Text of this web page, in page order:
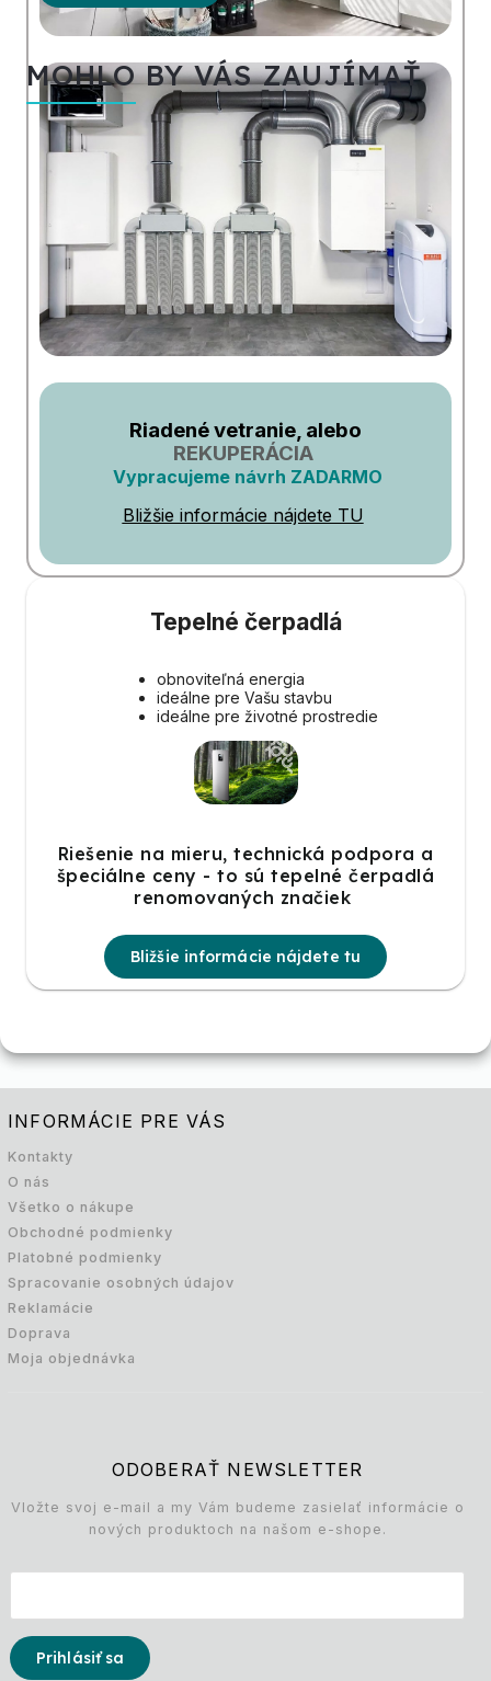
MOHLO BY VÁS ZAUJÍMAŤ
Riadené vetranie, alebo
REKUPERÁCIA
Vypracujeme návrh ZADARMO
Bližšie informácie nájdete TU
Tepelné čerpadlá
obnoviteľná energia
ideálne pre Vašu stavbu
ideálne pre životné prostredie
Riešenie na mieru, technická podpora a
špeciálne ceny - to sú tepelné čerpadlá
renomovaných značiek
Bližšie informácie nájdete tu
INFORMÁCIE PRE VÁS
Kontakty
O nás
Všetko o nákupe
Obchodné podmienky
Platobné podmienky
Spracovanie osobných údajov
Reklamácie
Doprava
Moja objednávka
ODOBERAŤ NEWSLETTER
Vložte svoj e-mail a my Vám budeme zasielať informácie o
nových produktoch na našom e-shope.
Prihlásiť sa